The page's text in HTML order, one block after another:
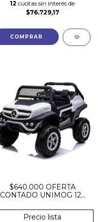
12 cuotas sin interés de
$76.729,17
COMPRAR
$640.000 OFERTA
CONTADO UNIMOG 12v
MERCEDES BENZ
Precio lista